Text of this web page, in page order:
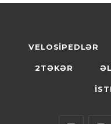
VELOSİPEDLƏR
2TƏKƏR